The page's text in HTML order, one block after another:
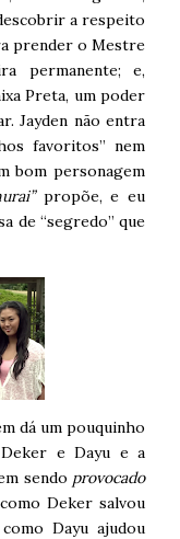
a respeito
prender o Mestre
permanente; e,
Preta, um poder
Jayden não entra
favoritos” nem
bom personagem
propõe, e eu
de “segredo” que
dá um pouquinho
e Dayu e a
sendo provocado
Deker salvou
Dayu ajudou